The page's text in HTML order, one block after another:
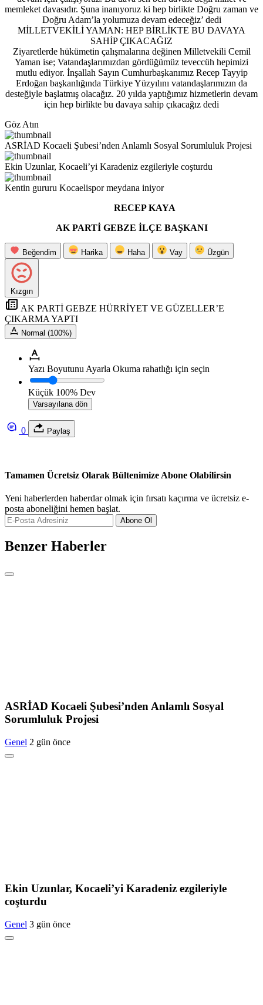
memleket davasıdır. Şuna inanıyoruz ki hep birlikte Doğru zaman ve
Doğru Adam’la yolumuza devam edeceğiz’ dedi
MİLLETVEKİLİ YAMAN: HEP BİRLİKTE BU DAVAYA
SAHİP ÇIKACAĞIZ
Ziyaretlerde hükümetin çalışmalarına değinen Milletvekili Cemil
Yaman ise; Vatandaşlarımızdan gördüğümüz teveccüh hepimizi
mutlu ediyor. İnşallah Sayın Cumhurbaşkanımız Recep Tayyip
Erdoğan başkanlığında Türkiye Yüzyılını vatandaşlarımızın da
desteğiyle başlatmış olacağız. 20 yılda yaptığımız hizmetlerin devam
için hep birlikte bu davaya sahip çıkacağız dedi
Göz Atın
ASRİAD Kocaeli Şubesi’nden Anlamlı Sosyal Sorumluluk Projesi
Ekin Uzunlar, Kocaeli’yi Karadeniz ezgileriyle coşturdu
Kentin gururu Kocaelispor meydana iniyor
RECEP KAYA
AK PARTİ GEBZE İLÇE BAŞKANI
Beğendim Harika Haha Vay Üzgün
Kızgın
AK PARTİ GEBZE HÜRRİYET VE GÜZELLER’E
ÇIKARMA YAPTI
Normal (100%)
Yazı Boyutunu Ayarla Okuma rahatlığı için seçin
Küçük 100% Dev
Varsayılana dön
0 Paylaş
Tamamen Ücretsiz Olarak Bültenimize Abone Olabilirsin
Yeni haberlerden haberdar olmak için fırsatı kaçırma ve ücretsiz e-
posta aboneliğini hemen başlat.
Abone Ol
Benzer Haberler
ASRİAD Kocaeli Şubesi’nden Anlamlı Sosyal
Sorumluluk Projesi
Genel 2 gün önce
Ekin Uzunlar, Kocaeli’yi Karadeniz ezgileriyle
coşturdu
Genel 3 gün önce